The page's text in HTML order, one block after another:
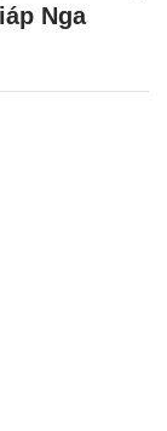
Nga